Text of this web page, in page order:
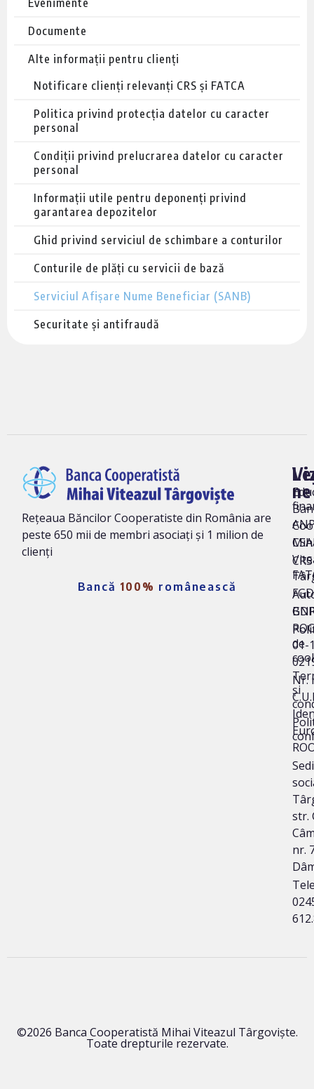
Evenimente
Documente
Alte informații pentru clienți
Notificare clienți relevanți CRS și FATCA
Politica privind protecția datelor cu caracter
personal
Condiții privind prelucrarea datelor cu caracter
personal
Informații utile pentru deponenți privind
garantarea depozitelor
Ghid privind serviciul de schimbare a conturilor
Conturile de plăți cu servicii de bază
Serviciul Afișare Nume Beneficiar (SANB)
Securitate și antifraudă
Rețeaua Băncilor Cooperatiste din România are
peste 650 mii de membri asociați și 1 milion de
clienți
Bancă 100% românească
ne
01-
Nr.
str.
nr.
de
și
©2026 Banca Cooperatistă Mihai Viteazul Târgoviște.
Toate drepturile rezervate.